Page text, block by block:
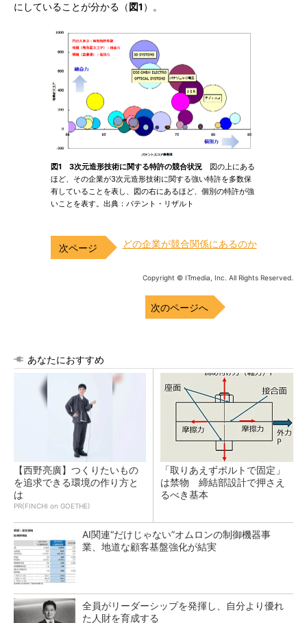
にしていることが分かる（図1 ）。
図1 3次元造形技術に関する特許の競合状況 図の上にある
ほど、その企業が3次元造形技術に関する強い特許を多数保
有していることを表し、図の右にあるほど、個別の特許が強
いことを表す。出典：パテント・リザルト
どの企業が競合関係にあるのか
Copyright © ITmedia, Inc. All Rights Reserved.
次のページへ
あなたにおすすめ
【西野亮廣】つくりたいもの
を追求できる環境の作り方と
は
PR(FINCHI on GOETHE)
「取りあえずボルトで固定」
は禁物 締結部設計で押さえ
るべき基本
AI関連“だけじゃない”オムロンの制御機器事
業、地道な顧客基盤強化が結実
全員がリーダーシップを発揮し、自分より優れ
た人財を育成する